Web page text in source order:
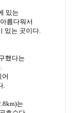
있는
름다워서
있는 곳이다.
했다는
어
.
는